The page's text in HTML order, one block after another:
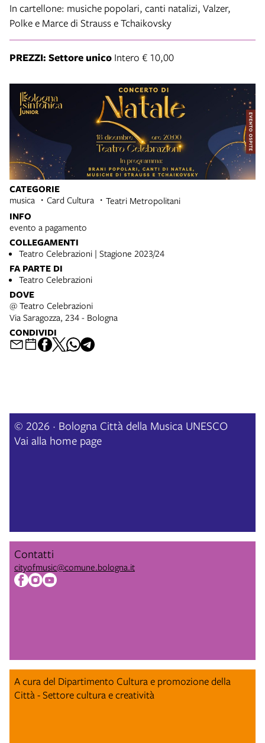
CATEGORIE
musica Card Cultura Teatri Metropolitani
INFO
evento a pagamento
COLLEGAMENTI
Teatro Celebrazioni | Stagione 2023/24
FA PARTE DI
Teatro Celebrazioni
DOVE
@ Teatro Celebrazioni
Via Saragozza, 234 - Bologna
CONDIVIDI
In cartellone: musiche popolari, canti natalizi, Valzer,
Polke e Marce di Strauss e Tchaikovsky
PREZZI: Settore unico Intero € 10,00
© 2026 · Bologna Città della Musica UNESCO
Vai alla home page
Contatti
cityofmusic@comune.bologna.it
A cura del Dipartimento Cultura e promozione della
Città - Settore cultura e creatività